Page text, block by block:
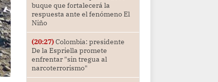
buque que fortalecerá la
respuesta ante el fenómeno El
Niño
(20:27)Colombia: presidente
De la Espriella promete
enfrentar "sin tregua al
narcoterrorismo"